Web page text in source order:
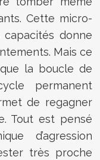
Cette micro-
capacités donne
Mais ce
que la boucle de
permanent
de regagner
Tout est pensé
d’agression
très proche